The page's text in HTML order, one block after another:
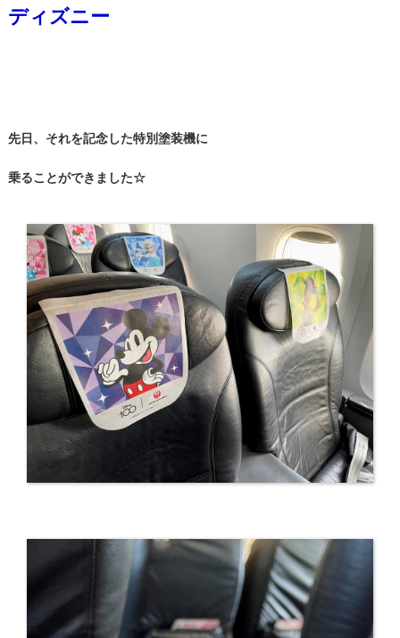
ディズニー
先日、それを記念した特別塗装機に
乗ることができました☆